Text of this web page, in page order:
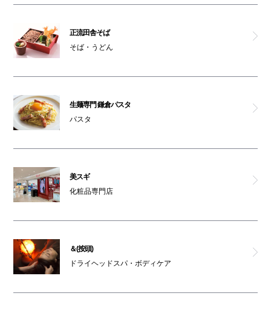
正流田舎そば
そば・うどん
生麺専門 鎌倉パスタ
パスタ
美スギ
化粧品専門店
＆(按頭)
ドライヘッドスパ・ボディケア